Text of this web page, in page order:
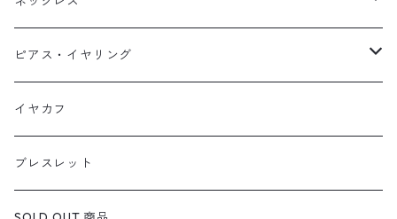
天然石1点ものリング【Silver】（在庫ありのみ絞込）
定番リング
天然石1点ものネックレス（在庫ありのみ絞込）
定番ネックレス
ピアス・イヤリング
天然石1点ものピアス（在庫ありのみ絞込）
定番ピアス/イヤリング
イヤカフ
ブレスレット